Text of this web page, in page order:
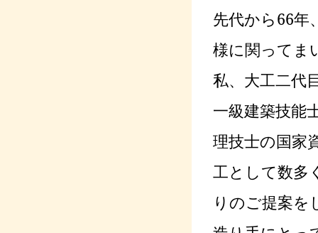
先代から66年
様に関って
私、大工二代
一級建築技能
理技士の国家
工として数多
りのご提案を